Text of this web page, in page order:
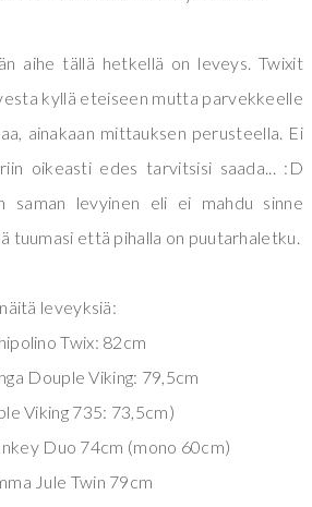
aihe tällä hetkellä on leveys. Twixit
kyllä eteiseen mutta parvekkeelle
ainakaan mittauksen perusteella. Ei
oikeasti edes tarvitsisi saada... :D
saman levyinen eli ei mahdu sinne
tuumasi että pihalla on puutarhaletku.
leveyksiä:
Twix: 82cm
Douple Viking: 79,5cm
Viking 735: 73,5cm)
Duo 74cm (mono 60cm)
Jule Twin 79cm